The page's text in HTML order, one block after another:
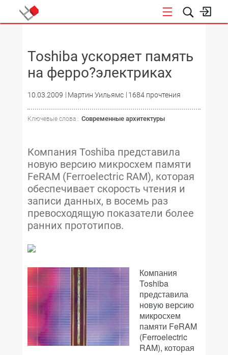
Toshiba ускоряет память
на ферро?электриках
10.03.2009 Мартин Уильямс 1684 прочтения
Ключевые слова : Современные архитектуры
Компания Toshiba представила
новую версию микросхем памяти
FeRAM (Ferroelectric RAM), которая
обеспечивает скорость чтения и
записи данных, в восемь раз
превосходящую показатели более
ранних прототипов.
Компания
Toshiba
представила
новую версию
микросхем
памяти FeRAM
(Ferroelectric
RAM), которая